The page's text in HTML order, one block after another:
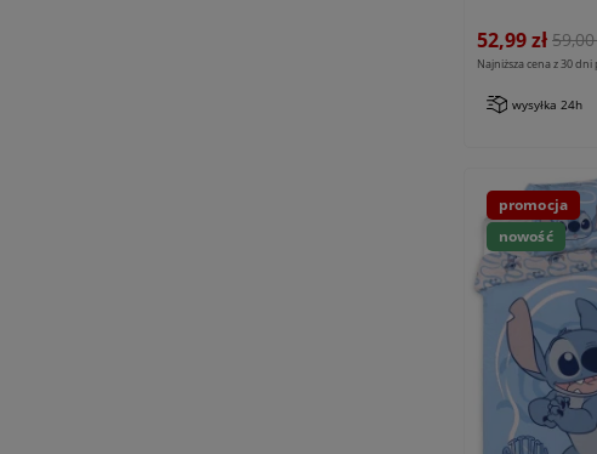
52,99 zł 59,00
Najniższa cena z 30
wysyłka 24h
promocja
nowość